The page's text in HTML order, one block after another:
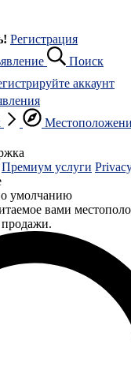
Регистрация
Поиск
аккаунт
Премиум услуги
умолчанию
вами